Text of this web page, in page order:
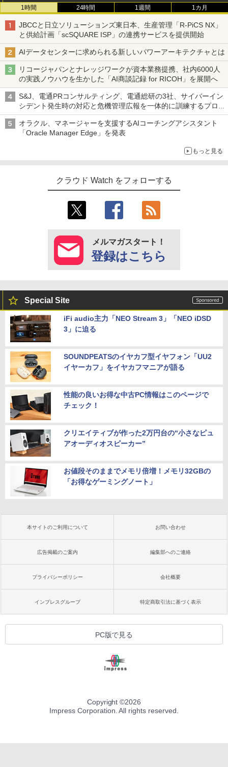
1時間 24時間 1週間 1カ月
JBCCと日立ソリューションズ東日本、生産管理「R-PiCS NX」
と供給計画「scSQUARE ISP」の連携サービスを提供開始
AIデータセンターに求められる新しいパワーアーキテクチャとは
リコージャパンとナレッジワークが資本業務提携、社内6000人
の実践ノウハウを生かした「AI商談記録 for RICOH」を展開へ
S&J、電通PRコンサルティング、電通総研の3社、サイバーイン
シデント発生時の対応と危機管理広報を一体的に訓練するプログ
ラムを提供
オラクル、マネージャーを支援するAIコーチングアシスタント
「Oracle Manager Edge」を発表
もっと見る
クラウド Watch をフォローする
メルマガスタート！
登録はこちら
Special Site
iFi audio主力「NEO Stream 3」「NEO iDSD
3」に迫る
SOUNDPEATSのイヤカフ型イヤフォン「UU2
イヤーカフ」をイヤカフマニアが語る
性能の良いお得な中古PC情報はこのページで
チェック！
クリエイティブが作った2万円台の“小さなピュ
アオーディオスピーカー”
お値段そのままでメモリ倍増！メモリ32GBの
「お得なゲーミングノート」
本サイトのご利用について お問い合わせ
広告掲載のご案内 編集部へのご連絡
プライバシーポリシー 会社概要
インプレスグループ 特定商取引法に基づく表示
PC版で見る
Copyright ©2026
Impress Corporation. All rights reserved.